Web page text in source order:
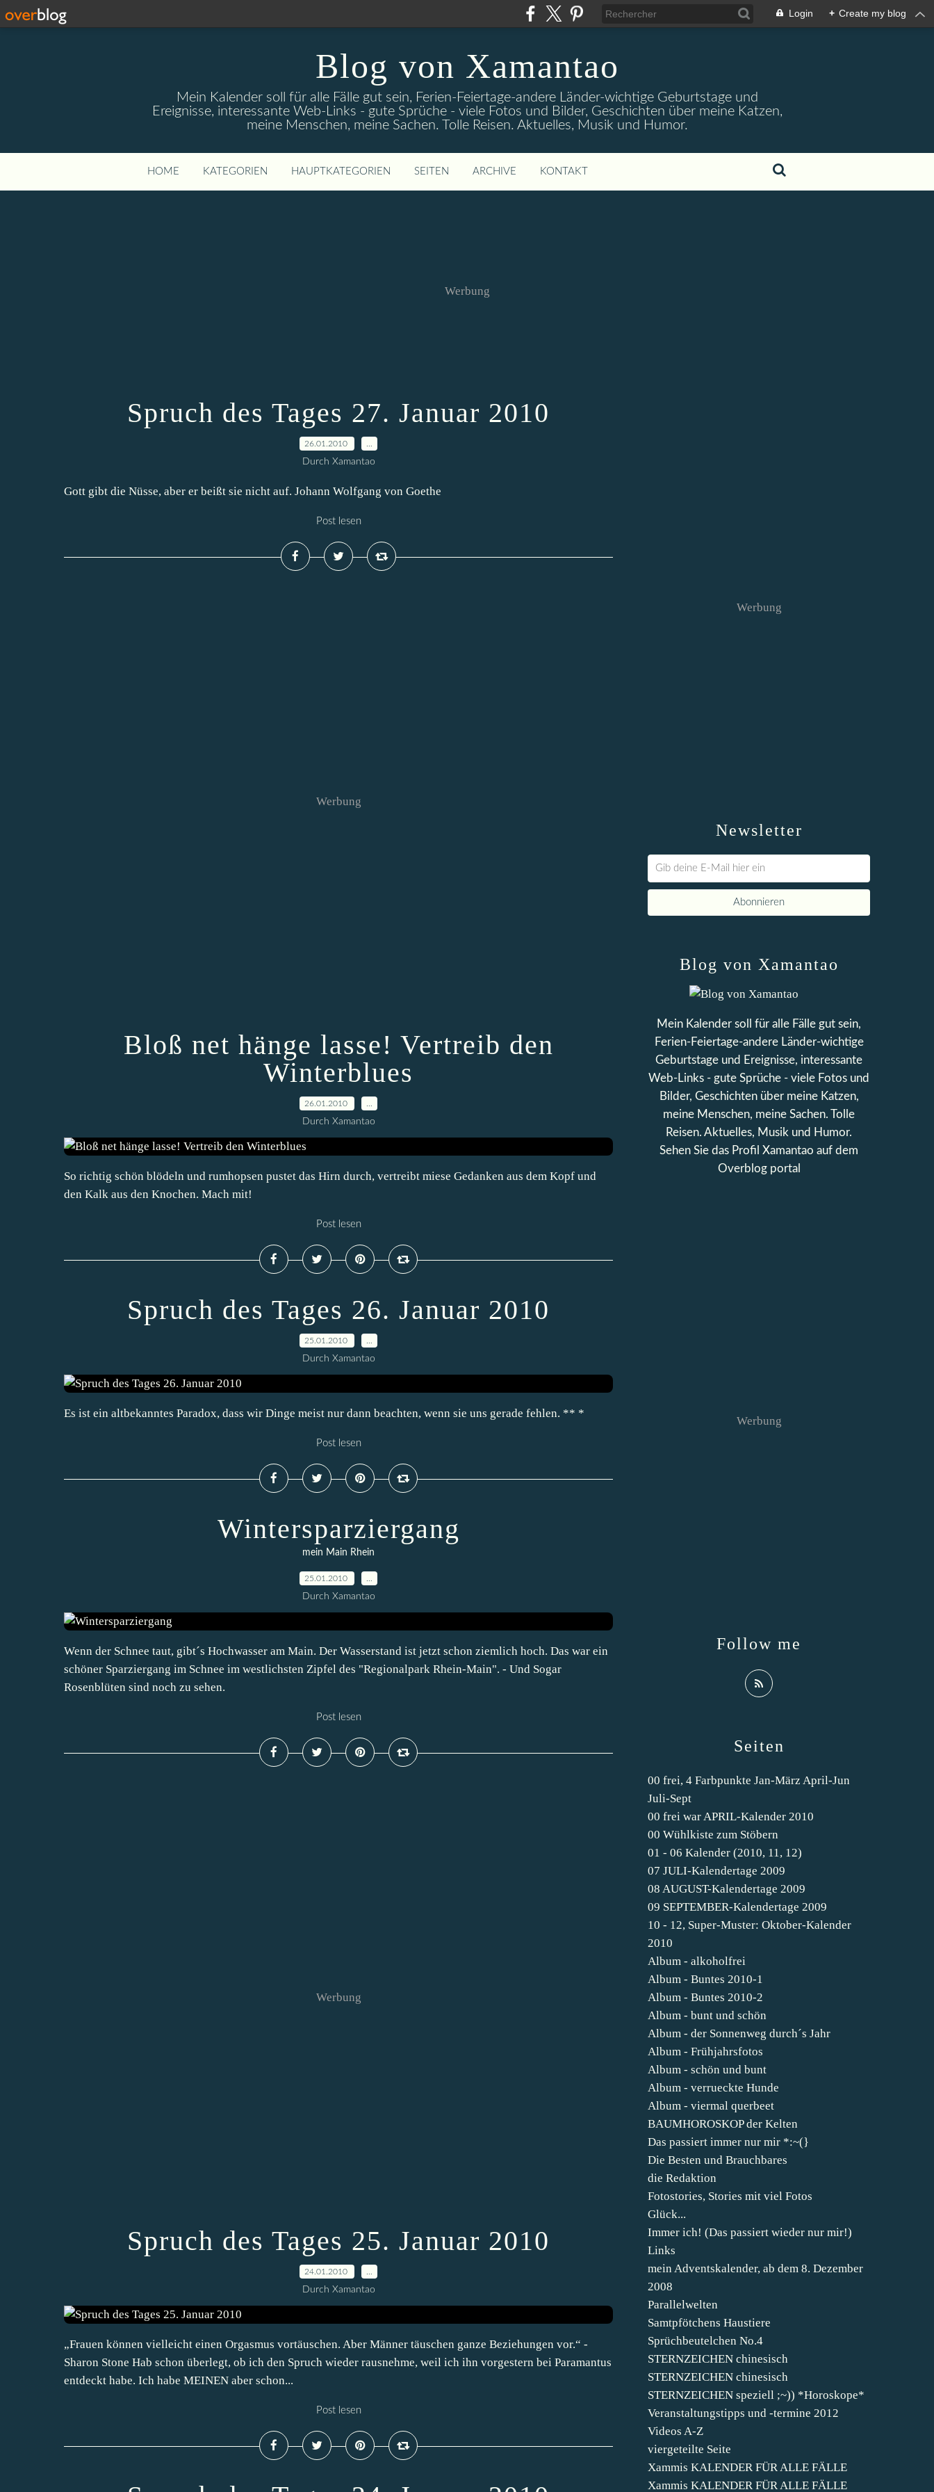
Login + Create my blog
Blog von Xamantao
Mein Kalender soll für alle Fälle gut sein, Ferien-Feiertage-andere Länder-wichtige Geburtstage und
Ereignisse, interessante Web-Links - gute Sprüche - viele Fotos und Bilder, Geschichten über meine Katzen,
meine Menschen, meine Sachen. Tolle Reisen. Aktuelles, Musik und Humor.
HOME KATEGORIEN HAUPTKATEGORIEN SEITEN ARCHIVE KONTAKT
Werbung
Spruch des Tages 27. Januar 2010
26.01.2010
Durch Xamantao
Gott gibt die Nüsse, aber er beißt sie nicht auf. Johann Wolfgang von Goethe
Post lesen
Werbung
Bloß net hänge lasse! Vertreib den
Winterblues
26.01.2010
Durch Xamantao
So richtig schön blödeln und rumhopsen pustet das Hirn durch, vertreibt miese Gedanken aus dem Kopf und
den Kalk aus den Knochen. Mach mit!
Post lesen
Spruch des Tages 26. Januar 2010
25.01.2010
Durch Xamantao
Es ist ein altbekanntes Paradox, dass wir Dinge meist nur dann beachten, wenn sie uns gerade fehlen. ** *
Post lesen
Wintersparziergang
mein Main Rhein
25.01.2010
Durch Xamantao
Wenn der Schnee taut, gibt´s Hochwasser am Main. Der Wasserstand ist jetzt schon ziemlich hoch. Das war ein
schöner Sparziergang im Schnee im westlichsten Zipfel des "Regionalpark Rhein-Main". - Und Sogar
Rosenblüten sind noch zu sehen.
Post lesen
Werbung
Spruch des Tages 25. Januar 2010
24.01.2010
Durch Xamantao
„Frauen können vielleicht einen Orgasmus vortäuschen. Aber Männer täuschen ganze Beziehungen vor.“ -
Sharon Stone Hab schon überlegt, ob ich den Spruch wieder rausnehme, weil ich ihn vorgestern bei Paramantus
entdeckt habe. Ich habe MEINEN aber schon...
Post lesen
Newsletter
Werbung
Seiten
00 frei, 4 Farbpunkte Jan-März April-Jun
Juli-Sept
00 frei war APRIL-Kalender 2010
00 Wühlkiste zum Stöbern
01 - 06 Kalender (2010, 11, 12)
07 JULI-Kalendertage 2009
08 AUGUST-Kalendertage 2009
09 SEPTEMBER-Kalendertage 2009
10 - 12, Super-Muster: Oktober-Kalender
2010
Album - alkoholfrei
Album - Buntes 2010-1
Album - Buntes 2010-2
Album - bunt und schön
Album - der Sonnenweg durch´s Jahr
Album - Frühjahrsfotos
Album - schön und bunt
Album - verrueckte Hunde
Album - viermal querbeet
BAUMHOROSKOP der Kelten
Das passiert immer nur mir *:~(}
Die Besten und Brauchbares
die Redaktion
Fotostories, Stories mit viel Fotos
Glück...
Immer ich! (Das passiert wieder nur mir!)
Links
mein Adventskalender, ab dem 8. Dezember
2008
Parallelwelten
Samtpfötchens Haustiere
Sprüchbeutelchen No.4
STERNZEICHEN chinesisch
STERNZEICHEN chinesisch
STERNZEICHEN speziell ;~)) *Horoskope*
Veranstaltungstipps und -termine 2012
Videos A-Z
viergeteilte Seite
Xammis KALENDER FÜR ALLE FÄLLE
Xammis KALENDER FÜR ALLE FÄLLE
Blog von Xamantao
Mein Kalender soll für alle Fälle gut sein,
Ferien-Feiertage-andere Länder-wichtige
Geburtstage und Ereignisse, interessante
Web-Links - gute Sprüche - viele Fotos und
Bilder, Geschichten über meine Katzen,
meine Menschen, meine Sachen. Tolle
Reisen. Aktuelles, Musik und Humor.
Sehen Sie das Profil Xamantao auf dem
Overblog portal
Follow me
Werbung